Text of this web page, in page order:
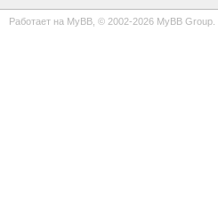
Работает на MyBB , © 2002-2026 MyBB Group